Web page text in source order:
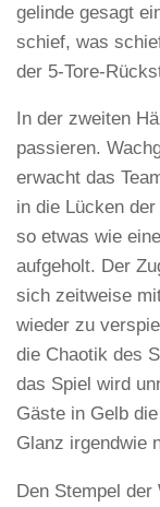
gelinde gesagt
schief, was
der 5-Tore-
In der zweiten
passieren.
erwacht das
in die Lücken
so etwas wie
aufgeholt. Der
sich zeitweise
wieder zu
die Chaotik des
das Spiel wird
Gäste in Gelb
Glanz irgendwie
Den Stempel